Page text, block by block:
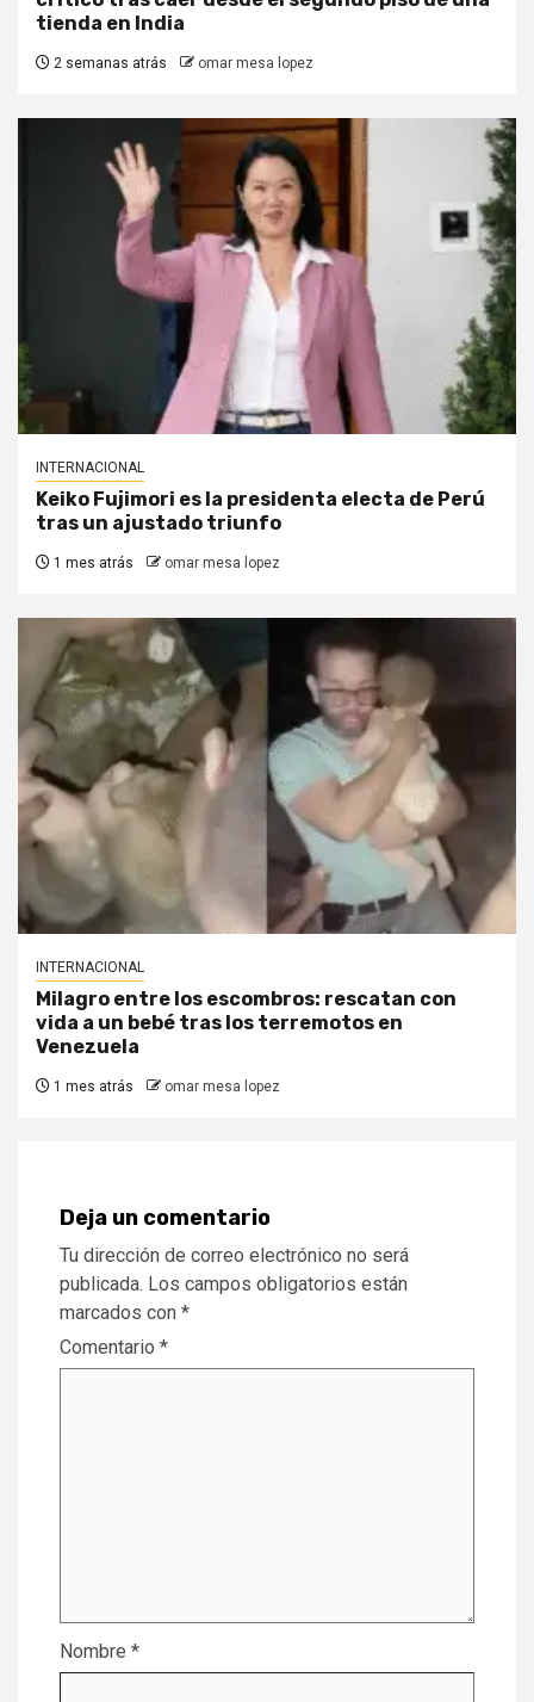
tienda en India
2 semanas atrás omar mesa lopez
INTERNACIONAL
Keiko Fujimori es la presidenta electa de Perú
tras un ajustado triunfo
1 mes atrás omar mesa lopez
INTERNACIONAL
Milagro entre los escombros: rescatan con
vida a un bebé tras los terremotos en
Venezuela
1 mes atrás omar mesa lopez
Deja un comentario
Tu dirección de correo electrónico no será
publicada. Los campos obligatorios están
marcados con *
Comentario *
Nombre *